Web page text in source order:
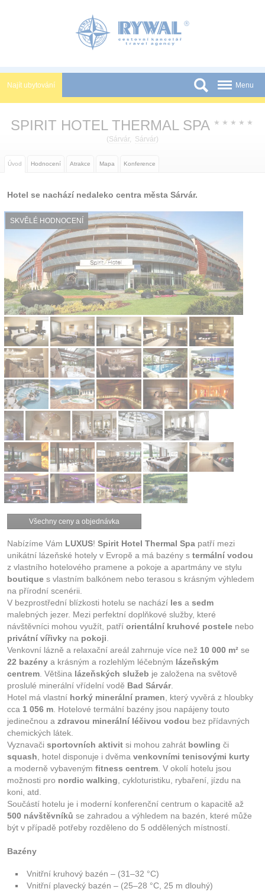
Najít ubytování
Slevy a Last Minute
Partneři
Tištěné katalogy
Kontakt
Menu
SPIRIT HOTEL THERMAL SPA ★ ★ ★ ★ ★
(Sárvár, Sárvár)
Úvod Hodnocení Atrakce Mapa Konference
Hotel se nachází nedaleko centra města Sárvár.
SKVĚLÉ HODNOCENÍ
Všechny ceny a objednávka
Nabízíme Vám LUXUS! Spirit Hotel Thermal Spa patří mezi
unikátní lázeňské hotely v Evropě a má bazény s termální vodou
z vlastního hotelového pramene a pokoje a apartmány ve stylu
boutique s vlastním balkónem nebo terasou s krásným výhledem
na přírodní scenérii.
V bezprostřední blízkosti hotelu se nachází les a sedm
malebných jezer. Mezi perfektní doplňkové služby, které
návštěvníci mohou využít, patří orientální kruhové postele nebo
privátní vířivky na pokoji
Venkovní lázně a relaxační areál zahrnuje více než 10 000 m² se
22 bazény a krásným a rozlehlým léčebným lázeňským
centrem . Většina lázeňských služeb je založena na světově
proslulé minerální vřídelní vodě Bad Sárvár.
Hotel má vlastní horký minerální pramen , který vyvěrá z hloubky
cca 1 056 m . Hotelové termální bazény jsou napájeny touto
jedinečnou a zdravou minerální léčivou vodou bez přídavných
chemických látek.
Vyznavači sportovních aktivit si mohou zahrát bowling či
squash , hotel disponuje i dvěma venkovními tenisovými kurty
a moderně vybaveným fitness centrem . V okolí hotelu jsou
možnosti pro nordic walking , cykloturistiku, rybaření, jízdu na
koni, atd.
Součástí hotelu je i moderní konferenční centrum o kapacitě až
500 návštěvníků se zahradou a výhledem na bazén, které může
být v případě potřeby rozděleno do 5 oddělených místností.
Bazény
Vnitřní kruhový bazén – (31–32 °C)
Vnitřní plavecký bazén – (25–28 °C, 25 m dlouhý)